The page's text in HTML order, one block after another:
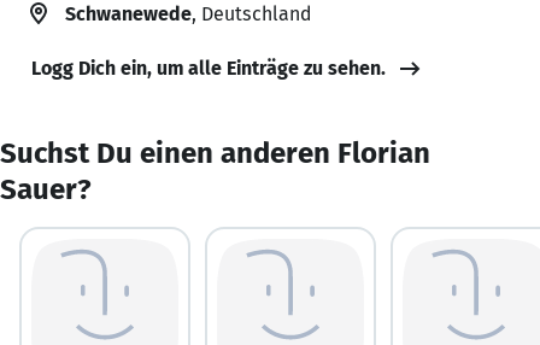
Schwanewede, Deutschland
Logg Dich ein, um alle Einträge zu sehen.
Suchst Du einen anderen Florian
Sauer?